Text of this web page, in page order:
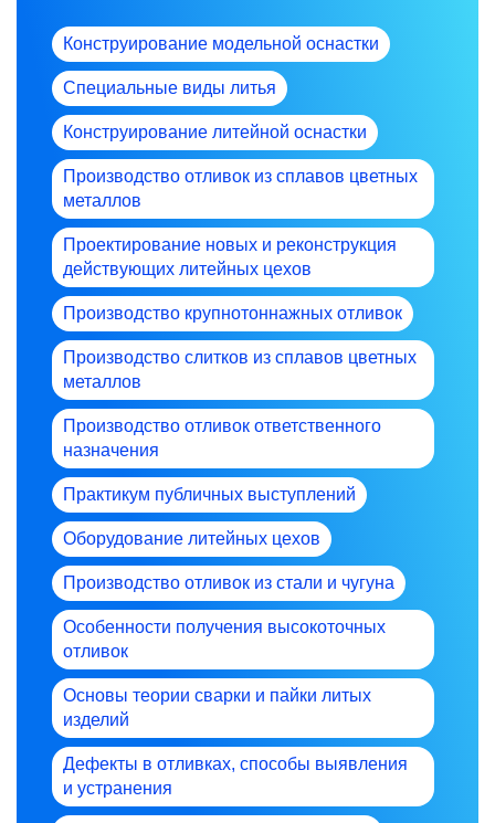
Конструирование модельной оснастки
Специальные виды литья
Конструирование литейной оснастки
Производство отливок из сплавов цветных
металлов
Проектирование новых и реконструкция
действующих литейных цехов
Производство крупнотоннажных отливок
Производство слитков из сплавов цветных
металлов
Производство отливок ответственного
назначения
Практикум публичных выступлений
Оборудование литейных цехов
Производство отливок из стали и чугуна
Особенности получения высокоточных
отливок
Основы теории сварки и пайки литых
изделий
Дефекты в отливках, способы выявления
и устранения